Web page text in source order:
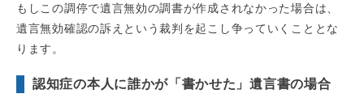
もしこの調停で遺言無効の調書が作成されなかった場合は、
遺言無効確認の訴えという裁判を起こし争っていくこととな
ります。
認知症の本人に誰かが「書かせた」遺言書の場合